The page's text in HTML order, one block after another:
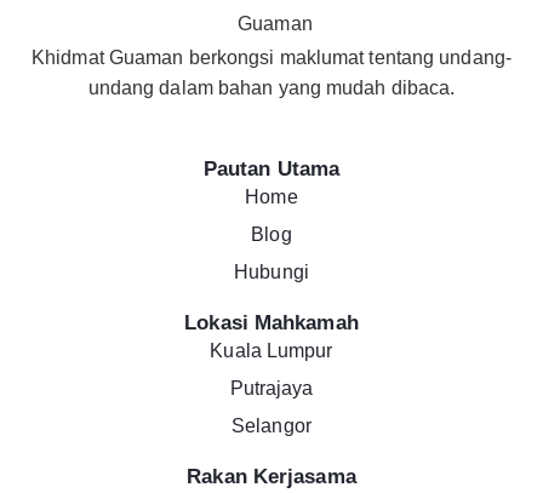
Khidmat Guaman berkongsi maklumat tentang undang-
undang dalam bahan yang mudah dibaca.
Pautan Utama
Home
Blog
Hubungi
Lokasi Mahkamah
Kuala Lumpur
Putrajaya
Selangor
Rakan Kerjasama